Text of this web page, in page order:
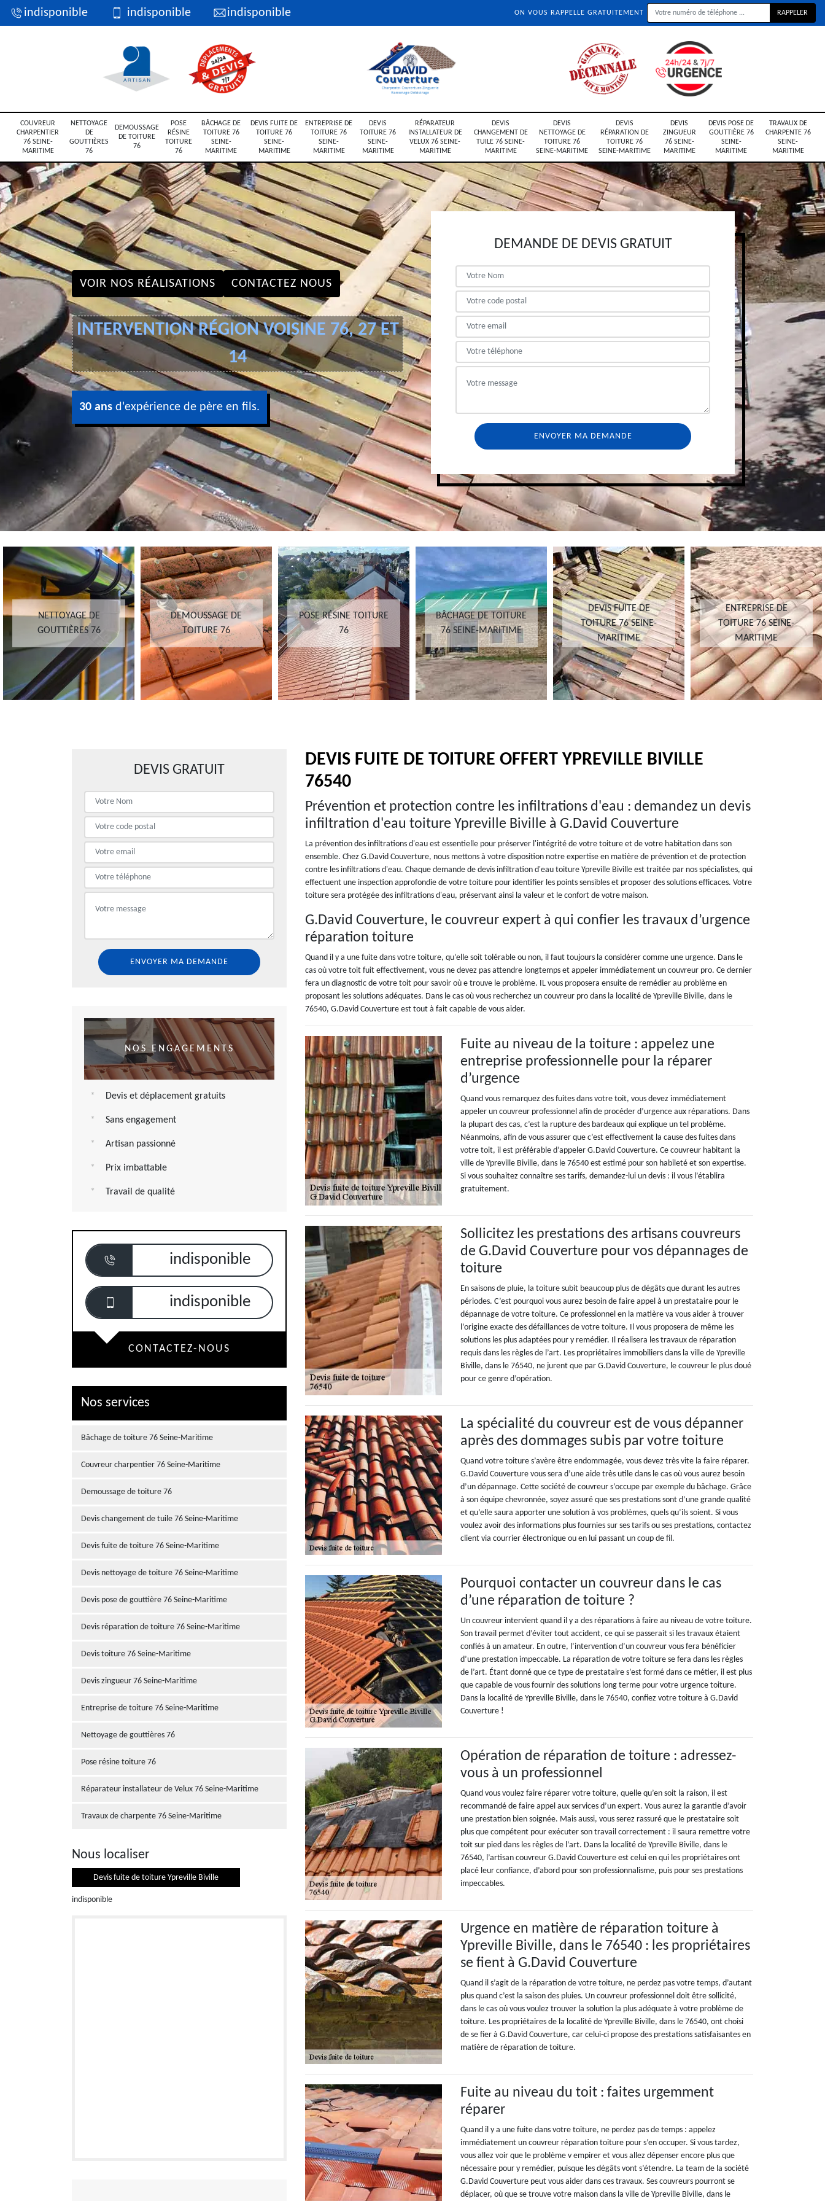
indisponible indisponible indisponible ON VOUS RAPPELLE GRATUITEMENT
COUVREUR
CHARPENTIER
76 SEINE-
MARITIME
NETTOYAGE
DE
GOUTTIÈRES
76
DEMOUSSAGE
DE TOITURE
76
POSE
RÉSINE
TOITURE
76
BÂCHAGE DE
TOITURE 76
SEINE-
MARITIME
DEVIS FUITE DE
TOITURE 76
SEINE-
MARITIME
ENTREPRISE DE
TOITURE 76
SEINE-
MARITIME
DEVIS
TOITURE 76
SEINE-
MARITIME
RÉPARATEUR
INSTALLATEUR DE
VELUX 76 SEINE-
MARITIME
DEVIS
CHANGEMENT DE
TUILE 76 SEINE-
MARITIME
DEVIS
NETTOYAGE DE
TOITURE 76
SEINE-MARITIME
DEVIS
RÉPARATION DE
TOITURE 76
SEINE-MARITIME
DEVIS
ZINGUEUR
76 SEINE-
MARITIME
DEVIS POSE DE
GOUTTIÈRE 76
SEINE-
MARITIME
TRAVAUX DE
CHARPENTE 76
SEINE-
MARITIME
VOIR NOS RÉALISATIONS CONTACTEZ NOUS
INTERVENTION RÉGION VOISINE 76, 27 ET
14
30 ans d'expérience de père en fils.
DEMANDE DE DEVIS GRATUIT
NETTOYAGE DE
GOUTTIÈRES 76
DEMOUSSAGE DE
TOITURE 76
POSE RÉSINE TOITURE
76
BÂCHAGE DE TOITURE
76 SEINE-MARITIME
DEVIS FUITE DE
TOITURE 76 SEINE-
MARITIME
ENTREPRISE DE
TOITURE 76 SEINE-
MARITIME
DEVIS GRATUIT
NOS ENGAGEMENTS
Devis et déplacement gratuits
Sans engagement
Artisan passionné
Prix imbattable
Travail de qualité
indisponible
indisponible
CONTACTEZ-NOUS
Nos services
Bâchage de toiture 76 Seine-Maritime
Couvreur charpentier 76 Seine-Maritime
Demoussage de toiture 76
Devis changement de tuile 76 Seine-Maritime
Devis fuite de toiture 76 Seine-Maritime
Devis nettoyage de toiture 76 Seine-Maritime
Devis pose de gouttière 76 Seine-Maritime
Devis réparation de toiture 76 Seine-Maritime
Devis toiture 76 Seine-Maritime
Devis zingueur 76 Seine-Maritime
Entreprise de toiture 76 Seine-Maritime
Nettoyage de gouttières 76
Pose résine toiture 76
Réparateur installateur de Velux 76 Seine-Maritime
Travaux de charpente 76 Seine-Maritime
Nous localiser
Devis fuite de toiture Ypreville Biville
indisponible
DEVIS FUITE DE TOITURE OFFERT YPREVILLE BIVILLE
76540
Prévention et protection contre les infiltrations d'eau : demandez un devis
infiltration d'eau toiture Ypreville Biville à G.David Couverture
La prévention des infiltrations d'eau est essentielle pour préserver l'intégrité de votre toiture et de votre habitation dans son
ensemble. Chez G.David Couverture, nous mettons à votre disposition notre expertise en matière de prévention et de protection
contre les infiltrations d'eau. Chaque demande de devis infiltration d'eau toiture Ypreville Biville est traitée par nos spécialistes, qui
effectuent une inspection approfondie de votre toiture pour identifier les points sensibles et proposer des solutions efficaces. Votre
toiture sera protégée des infiltrations d'eau, préservant ainsi la valeur et le confort de votre maison.
G.David Couverture, le couvreur expert à qui confier les travaux d’urgence
réparation toiture
Quand il y a une fuite dans votre toiture, qu’elle soit tolérable ou non, il faut toujours la considérer comme une urgence. Dans le
cas où votre toit fuit effectivement, vous ne devez pas attendre longtemps et appeler immédiatement un couvreur pro. Ce dernier
fera un diagnostic de votre toit pour savoir où e trouve le problème. IL vous proposera ensuite de remédier au problème en
proposant les solutions adéquates. Dans le cas où vous recherchez un couvreur pro dans la localité de Ypreville Biville, dans le
76540, G.David Couverture est tout à fait capable de vous aider.
Fuite au niveau de la toiture : appelez une
entreprise professionnelle pour la réparer
d’urgence
Quand vous remarquez des fuites dans votre toit, vous devez immédiatement
appeler un couvreur professionnel afin de procéder d’urgence aux réparations. Dans
la plupart des cas, c’est la rupture des bardeaux qui explique un tel problème.
Néanmoins, afin de vous assurer que c’est effectivement la cause des fuites dans
votre toit, il est préférable d’appeler G.David Couverture. Ce couvreur habitant la
ville de Ypreville Biville, dans le 76540 est estimé pour son habileté et son expertise.
Si vous souhaitez connaître ses tarifs, demandez-lui un devis : il vous l’établira
gratuitement.
Sollicitez les prestations des artisans couvreurs
de G.David Couverture pour vos dépannages de
toiture
En saisons de pluie, la toiture subit beaucoup plus de dégâts que durant les autres
périodes. C’est pourquoi vous aurez besoin de faire appel à un prestataire pour le
dépannage de votre toiture. Ce professionnel en la matière va vous aider à trouver
l’origine exacte des défaillances de votre toiture. Il vous proposera de même les
solutions les plus adaptées pour y remédier. Il réalisera les travaux de réparation
requis dans les règles de l’art. Les propriétaires immobiliers dans la ville de Ypreville
Biville, dans le 76540, ne jurent que par G.David Couverture, le couvreur le plus doué
pour ce genre d’opération.
La spécialité du couvreur est de vous dépanner
après des dommages subis par votre toiture
Quand votre toiture s’avère être endommagée, vous devez très vite la faire réparer.
G.David Couverture vous sera d’une aide très utile dans le cas où vous aurez besoin
d’un dépannage. Cette société de couvreur s’occupe par exemple du bâchage. Grâce
à son équipe chevronnée, soyez assuré que ses prestations sont d’une grande qualité
et qu’elle saura apporter une solution à vos problèmes, quels qu’ils soient. Si vous
voulez avoir des informations plus fournies sur ses tarifs ou ses prestations, contactez
client via courrier électronique ou en lui passant un coup de fil.
Pourquoi contacter un couvreur dans le cas
d’une réparation de toiture ?
Un couvreur intervient quand il y a des réparations à faire au niveau de votre toiture.
Son travail permet d’éviter tout accident, ce qui se passerait si les travaux étaient
confiés à un amateur. En outre, l’intervention d’un couvreur vous fera bénéficier
d’une prestation impeccable. La réparation de votre toiture se fera dans les règles
de l’art. Étant donné que ce type de prestataire s’est formé dans ce métier, il est plus
que capable de vous fournir des solutions long terme pour votre urgence toiture.
Dans la localité de Ypreville Biville, dans le 76540, confiez votre toiture à G.David
Couverture !
Opération de réparation de toiture : adressez-
vous à un professionnel
Quand vous voulez faire réparer votre toiture, quelle qu’en soit la raison, il est
recommandé de faire appel aux services d’un expert. Vous aurez la garantie d’avoir
une prestation bien soignée. Mais aussi, vous serez rassuré que le prestataire soit
plus que compétent pour exécuter son travail correctement : il saura remettre votre
toit sur pied dans les règles de l’art. Dans la localité de Ypreville Biville, dans le
76540, l’artisan couvreur G.David Couverture est celui en qui les propriétaires ont
placé leur confiance, d’abord pour son professionnalisme, puis pour ses prestations
impeccables.
Urgence en matière de réparation toiture à
Ypreville Biville, dans le 76540 : les propriétaires
se fient à G.David Couverture
Quand il s’agit de la réparation de votre toiture, ne perdez pas votre temps, d’autant
plus quand c’est la saison des pluies. Un couvreur professionnel doit être sollicité,
dans le cas où vous voulez trouver la solution la plus adéquate à votre problème de
toiture. Les propriétaires de la localité de Ypreville Biville, dans le 76540, ont choisi
de se fier à G.David Couverture, car celui-ci propose des prestations satisfaisantes en
matière de réparation de toiture.
Fuite au niveau du toit : faites urgemment
réparer
Quand il y a une fuite dans votre toiture, ne perdez pas de temps : appelez
immédiatement un couvreur réparation toiture pour s’en occuper. Si vous tardez,
vous allez voir que le problème v empirer et vous allez dépenser encore plus que
nécessaire pour y remédier, puisque les dégâts vont s’étendre. La team de la société
G.David Couverture peut vous aider dans ces travaux. Ses couvreurs pourront se
déplacer, où que se trouve votre maison dans la ville de Ypreville Biville, dans le